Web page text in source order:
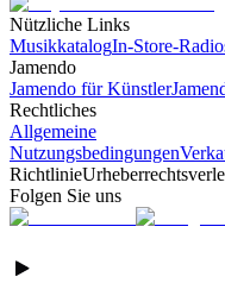
Nützliche Links
MusikkatalogIn-Store-
Jamendo
Jamendo für Künstler
Rechtliches
Allgemeine
Nutzungsbedingungen
Richtlinie
Folgen Sie uns